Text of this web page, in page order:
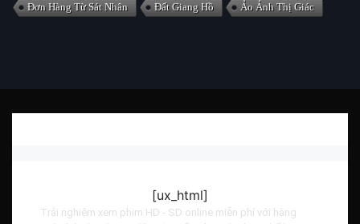
Đơn Hàng Từ Sát Nhân Đất Giang Hồ Ảo Ảnh Thị Giác